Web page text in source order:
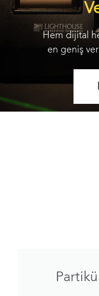
Hem dijital
en geniş